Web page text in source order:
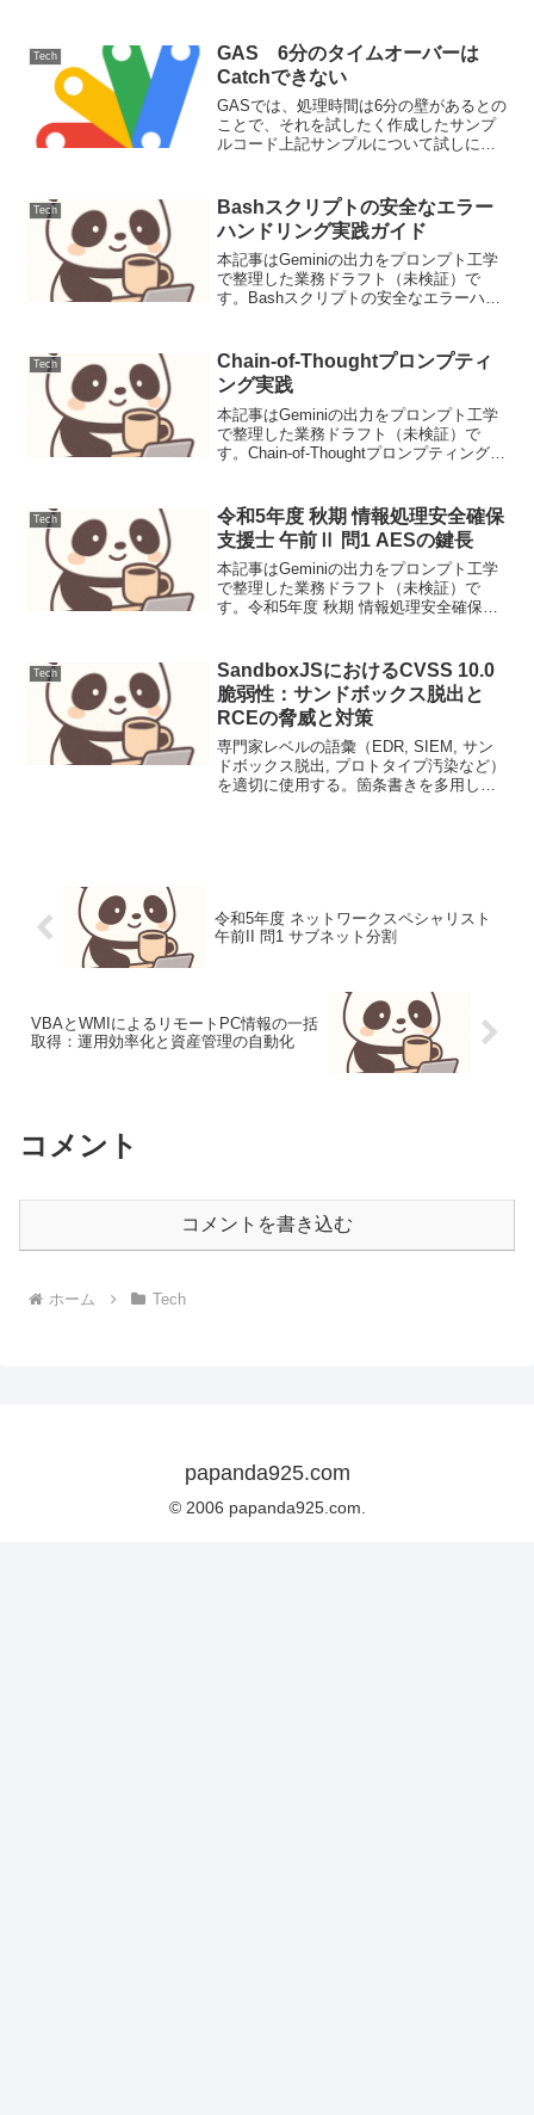
Tech
GAS 6分のタイムオーバーは
Catchできない
GASでは、処理時間は6分の壁があるとの
ことで、それを試したく作成したサンプ
ルコード上記サンプルについて試しに
ラーメッセージ、再起動を促すメッセー
ジ...
Tech
Bashスクリプトの安全なエラー
ハンドリング実践ガイド
本記事はGeminiの出力をプロンプト工学
で整理した業務ドラフト（未検証）で
す。Bashスクリプトの安全なエラーハン
に運用するためのエラーハンドリング、
リソース管理...
Tech
Chain-of-Thoughtプロンプティ
ング実践
本記事はGeminiの出力をプロンプト工学
で整理した業務ドラフト（未検証）で
す。Chain-of-Thoughtプロンプティング実
雑な推論タスクを...
Tech
令和5年度 秋期 情報処理安全確保
支援士 午前Ⅱ 問1 AESの鍵長
本記事はGeminiの出力をプロンプト工学
で整理した業務ドラフト（未検証）で
す。令和5年度 秋期 情報処理安全確保支
ロック長の関係を正確に把握し、規格化
された...
Tech
SandboxJSにおけるCVSS 10.0
脆弱性：サンドボックス脱出と
RCEの脅威と対策
専門家レベルの語彙（EDR, SIEM, サン
ドボックス脱出, プロトタイプ汚染など）
を適切に使用する。箇条書きを多用し、
令和5年度 ネットワークスペシャリスト
午前II 問1 サブネット分割
VBAとWMIによるリモートPC情報の一括
取得：運用効率化と資産管理の自動化
コメント
コメントを書き込む
ホーム Tech
papanda925.com
© 2006 papanda925.com.